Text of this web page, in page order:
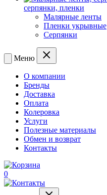
серпянки, пленки
Малярные ленты
Пленки укрывные
Серпянки
Меню
О компании
Бренды
Доставка
Оплата
Колеровка
Услуги
Полезные материалы
Обмен и возврат
Контакты
0